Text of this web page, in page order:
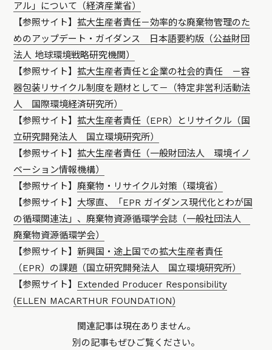
アル」について（経済産業省）
【参照サイト】拡大生産者責任－効率的な廃棄物管理のた
めのアップデート・ガイダンス 日本語要約版（公益財団
法人 地球環境戦略研究機関）
【参照サイト】拡大生産者責任と企業の社会的責任 －容
器包装リサイクル制度を題材として－（特定非営利活動法
人 国際環境経済研究所）
【参照サイト】拡大生産者責任（EPR）とリサイクル（国
立研究開発法人 国立環境研究所）
【参照サイト】拡大生産者責任（一般財団法人 環境イノ
ベーション情報機構）
【参照サイト】廃棄物・リサイクル対策（環境省）
【参照サイト】 大塚直、「EPR ガイダンス現代化とわが国
の循環関連法」、廃棄物資源循環学会誌（一般社団法人
廃棄物資源循環学会）
【参照サイト】新興国・途上国での拡大生産者責任
（EPR）の課題（国立研究開発法人 国立環境研究所）
【参照サイト】 Extended Producer Responsibility
(ELLEN MACARTHUR FOUNDATION)
関連記事は現在ありません。
別の記事もぜひご覧ください。